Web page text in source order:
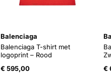
Balenciaga
Balenciaga T-shirt met
logoprint – Rood
€ 595,00
€